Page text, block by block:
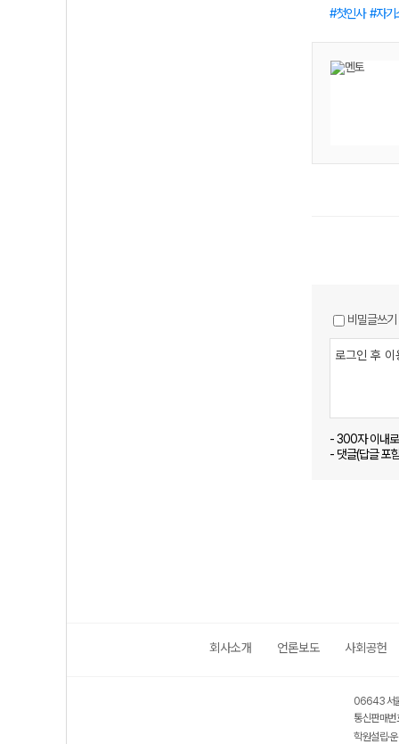
첫인사 자기
비밀글쓰기
- 300자 이내
- 댓글(답글 포
회사소개 언론보도 사회공헌
06643 서
통신판매
학원설립·